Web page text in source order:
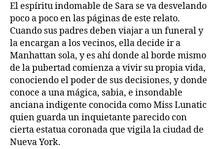
El espíritu indomable de Sara se va desvelando
poco a poco en las páginas de este relato.
Cuando sus padres deben viajar a un funeral y
la encargan a los vecinos, ella decide ir a
Manhattan sola, y es ahí donde al borde mismo
de la pubertad comienza a vivir su propia vida,
conociendo el poder de sus decisiones, y donde
conoce a una mágica, sabia, e insondable
anciana indigente conocida como Miss Lunatic
quien guarda un inquietante parecido con
cierta estatua coronada que vigila la ciudad de
Nueva York.